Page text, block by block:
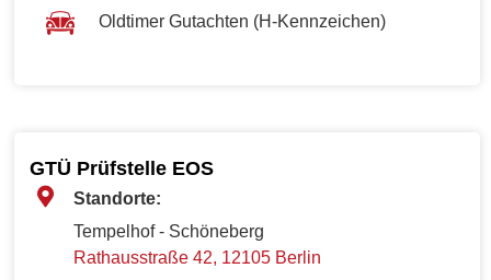
Oldtimer Gutachten (H-Kennzeichen)
GTÜ Prüfstelle EOS
Standorte:
Tempelhof - Schöneberg
Rathausstraße 42, 12105 Berlin